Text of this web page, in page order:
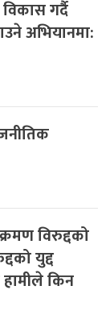
गर्दै
अभियानमा:
विरुद्दको
युद्द
किन